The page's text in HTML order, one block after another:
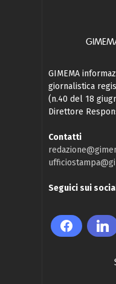
GIMEMA
giornalistica
(n.40 del 18
Direttore
Contatti
Seguici sui